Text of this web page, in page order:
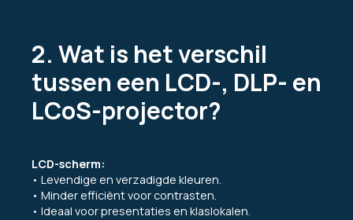
2. Wat is het verschil
tussen een LCD-, DLP- en
LCoS-projector?
LCD-scherm:
• Levendige en verzadigde kleuren.
• Minder efficiënt voor contrasten.
• Ideaal voor presentaties en klaslokalen.